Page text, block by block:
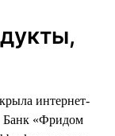
интернет-
Банк «Фридом